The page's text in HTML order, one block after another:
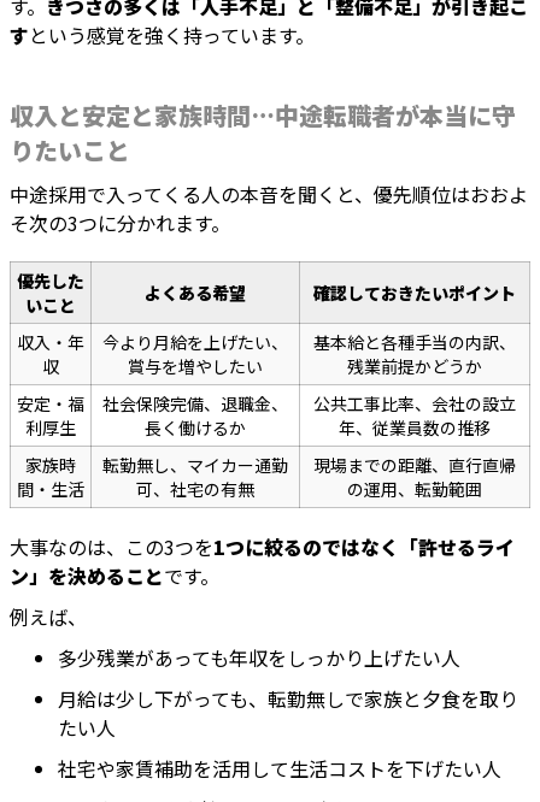
す。 きつさの多くは「人手不足」と「整備不足」が引き起こ
すという感覚を強く持っています。
収入と安定と家族時間…中途転職者が本当に守
りたいこと
中途採用で入ってくる人の本音を聞くと、優先順位はおおよ
そ次の3つに分かれます。
優先した
いこと
よくある希望 確認しておきたいポイント
収入・年
収
今より月給を上げたい、
賞与を増やしたい
基本給と各種手当の内訳、
残業前提かどうか
安定・福
利厚生
社会保険完備、退職金、
長く働けるか
公共工事比率、会社の設立
年、従業員数の推移
家族時
間・生活
転勤無し、マイカー通勤
可、社宅の有無
現場までの距離、直行直帰
の運用、転勤範囲
大事なのは、この3つを1つに絞るのではなく「許せるライ
ン」を決めることです。
例えば、
多少残業があっても年収をしっかり上げたい人
月給は少し下がっても、転勤無しで家族と夕食を取り
たい人
社宅や家賃補助を活用して生活コストを下げたい人